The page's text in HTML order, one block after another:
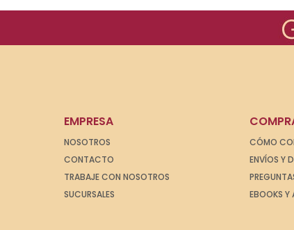
EMPRESA
NOSOTROS
CONTACTO
TRABAJE CON NOSOTROS
SUCURSALES
CÓMO
ENVÍOS Y
EBOOKS Y